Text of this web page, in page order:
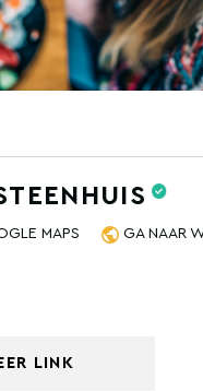
MAPS GA NAAR
LINK